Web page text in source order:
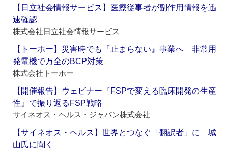
【日立社会情報サービス】医療従事者が副作用情報を迅
速確認
株式会社日立社会情報サービス
【トーホー】災害時でも『止まらない』事業へ 非常用
発電機で万全のBCP対策
株式会社トーホー
【開催報告】ウェビナー『FSPで変える臨床開発の生産
性』で振り返るFSP戦略
サイネオス・ヘルス・ジャパン株式会社
【サイネオス・ヘルス】世界とつなぐ「翻訳者」に 城
山氏に聞く